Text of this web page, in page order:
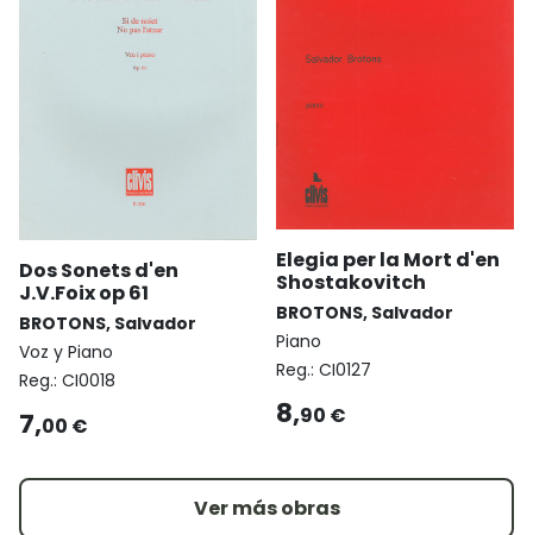
Dos Sonets d'en
J.V.Foix op 61
BROTONS, Salvador
Voz y Piano
Reg.: CI0018
7,00 €
Elegia per la Mort d'en
Shostakovitch
BROTONS, Salvador
Piano
Reg.: CI0127
8,90 €
Ver más obras